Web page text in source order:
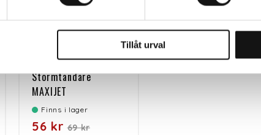
Tillåt urval
Stormtändare
MAXIJET
påfyllningsbar
Finns i lager
56 kr 69 kr